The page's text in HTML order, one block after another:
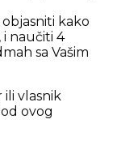
kako
naučiti 4
sa Vašim
ili vlasnik
ovog